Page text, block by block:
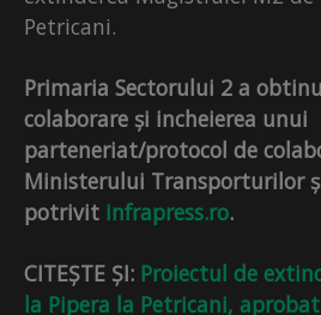
Petricani.
Primaria Sectorului 2 a
colaborare și incheierea unui
parteneriat/protocol de
Ministerului Transporturilor
potrivit infrapress.ro.
CITEȘTE ȘI: Proiectul de
la Pipera la Petricani,